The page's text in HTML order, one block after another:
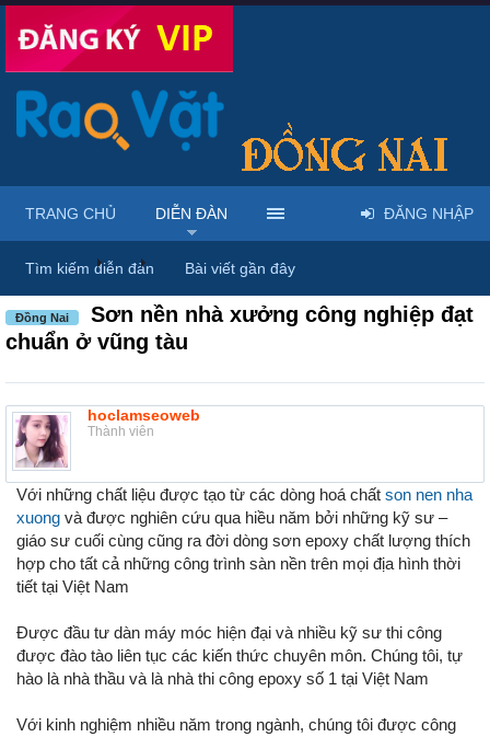
Diễn đàn ... Rao vặt tổng hợp - Uy tín - Miễn phí
Đồng Nai
Sơn nền nhà xưởng công nghiệp đạt
chuẩn ở vũng tàu
hoclamseoweb
Thành viên
Với những chất liệu được tạo từ các dòng hoá chất son nen nha
xuong và được nghiên cứu qua hiều năm bởi những kỹ sư –
giáo sư cuối cùng cũng ra đời dòng sơn epoxy chất lượng thích
hợp cho tất cả những công trình sàn nền trên mọi địa hình thời
tiết tại Việt Nam
Được đầu tư dàn máy móc hiện đại và nhiều kỹ sư thi công
được đào tào liên tục các kiến thức chuyên môn. Chúng tôi, tự
hào là nhà thầu và là nhà thi công epoxy số 1 tại Việt Nam
Với kinh nghiệm nhiều năm trong ngành, chúng tôi được công
TRANG CHỦ DIỄN ĐÀN
Tìm kiếm diễn đàn Bài viết gần đây
ĐĂNG NHẬP